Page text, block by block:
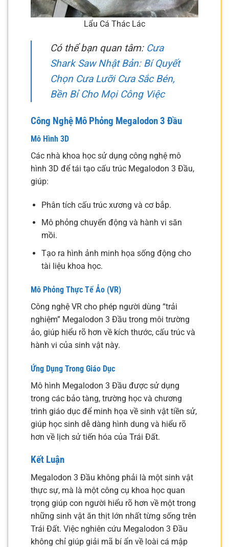
Lẩu Cá Thác Lác
Có thể bạn quan tâm: Cưa
Shark Saw Nhật Bản: Bí Quyết
Chọn Cưa Lưỡi Cưa Sắc Bén,
Bền Bỉ Cho Mọi Công Việc
Công Nghệ Mô Phỏng Megalodon 3 Đầu
Mô Hình 3D
Các nhà khoa học sử dụng công nghệ mô
hình 3D để tái tạo cấu trúc Megalodon 3 Đầu,
giúp:
Phân tích cấu trúc xương và cơ bắp.
Mô phỏng chuyển động và hành vi săn
mồi.
Tạo ra hình ảnh minh họa sống động cho
tài liệu khoa học.
Mô Phỏng Thực Tế Ảo (VR)
Công nghệ VR cho phép người dùng “trải
nghiệm” Megalodon 3 Đầu trong môi trường
ảo, giúp hiểu rõ hơn về kích thước, cấu trúc và
hành vi của sinh vật này.
Ứng Dụng Trong Giáo Dục
Mô hình Megalodon 3 Đầu được sử dụng
trong các bảo tàng, trường học và chương
trình giáo dục để minh họa về sinh vật tiền sử,
giúp học sinh dễ dàng hình dung và hiểu rõ
hơn về lịch sử tiến hóa của Trái Đất.
Kết Luận
Megalodon 3 Đầu không phải là một sinh vật
thực sự, mà là một công cụ khoa học quan
trọng giúp con người hiểu rõ hơn về một trong
những sinh vật ăn thịt lớn nhất từng sống trên
Trái Đất. Việc nghiên cứu Megalodon 3 Đầu
không chỉ giúp giải mã bí ẩn về loài cá mập